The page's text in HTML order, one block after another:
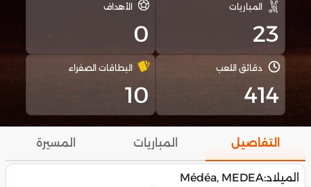
المباريات
23
الأهداف
0
دقائق اللعب
414
البطاقات الصفراء
10
التفاصيل المباريات المسيرة
الميلاد:Médéa, MEDEA